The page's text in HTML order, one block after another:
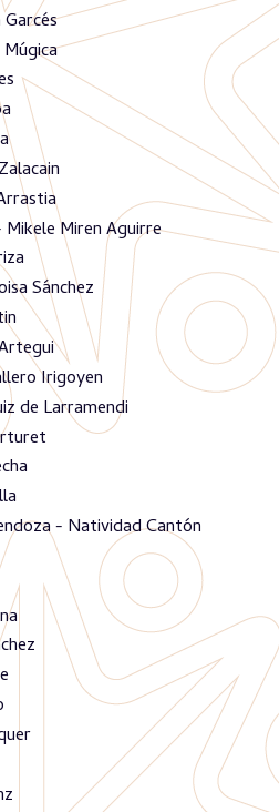
Miren Aguirre
Sánchez
Irigoyen
de Larramendi
- Natividad Cantón